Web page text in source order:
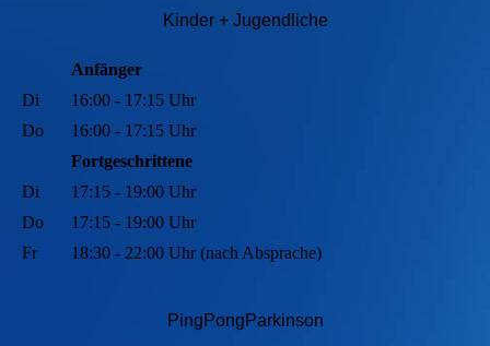
Kinder + Jugendliche
Anfänger
Di
16:00 - 17:15 Uhr
Do
16:00 - 17:15 Uhr
Fortgeschrittene
Di
17:15 - 19:00 Uhr
Do
17:15 - 19:00 Uhr
Fr
18:30 - 22:00 Uhr (nach Absprache)
PingPongParkinson